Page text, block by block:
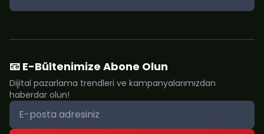
📧 E-Bültenimize Abone Olun
Dijital pazarlama trendleri ve kampanyalarımızdan
haberdar olun!